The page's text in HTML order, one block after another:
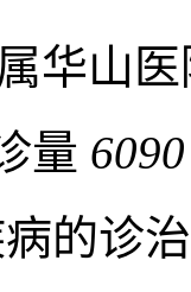
华山医
量 6090
的诊